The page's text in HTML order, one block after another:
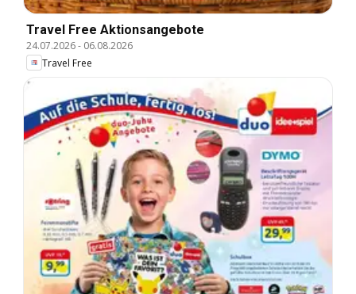
Travel Free Aktionsangebote
24.07.2026- 06.08.2026
Travel Free